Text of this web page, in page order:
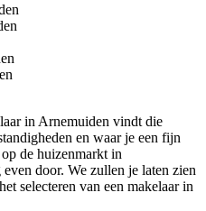
in Arnemuiden vindt die
en waar je een fijn
de huizenmarkt in
door. We zullen je laten zien
selecteren van een makelaar in